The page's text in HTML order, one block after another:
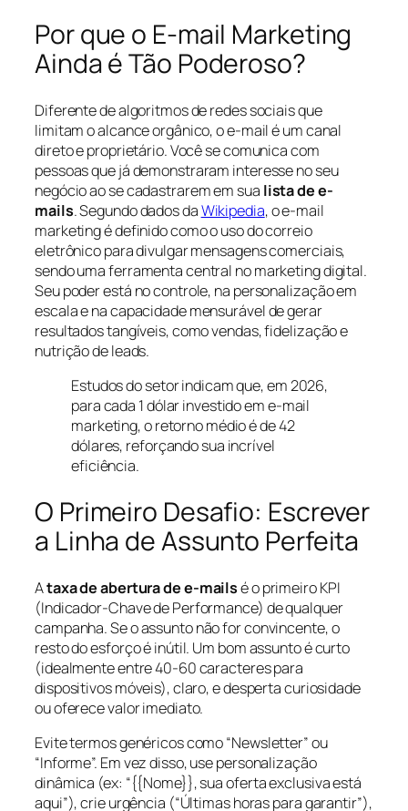
Por que o E-mail Marketing
Ainda é Tão Poderoso?
Diferente de algoritmos de redes sociais que
limitam o alcance orgânico, o e-mail é um canal
direto e proprietário. Você se comunica com
pessoas que já demonstraram interesse no seu
negócio ao se cadastrarem em sua lista de e-
mails. Segundo dados daWikipedia, o e-mail
marketing é definido como o uso do correio
eletrônico para divulgar mensagens comerciais,
sendo uma ferramenta central no marketing digital.
Seu poder está no controle, na personalização em
escala e na capacidade mensurável de gerar
resultados tangíveis, como vendas, fidelização e
nutrição de leads.
Estudos do setor indicam que, em 2026,
para cada 1 dólar investido em e-mail
marketing, o retorno médio é de 42
dólares, reforçando sua incrível
eficiência.
O Primeiro Desafio: Escrever
a Linha de Assunto Perfeita
Ataxa de abertura de e-mailsé o primeiro KPI
(Indicador-Chave de Performance) de qualquer
campanha. Se o assunto não for convincente, o
resto do esforço é inútil. Um bom assunto é curto
(idealmente entre 40-60 caracteres para
dispositivos móveis), claro, e desperta curiosidade
ou oferece valor imediato.
Evite termos genéricos como “Newsletter” ou
“Informe”. Em vez disso, use personalização
dinâmica (ex: “{{Nome}}, sua oferta exclusiva está
aqui”), crie urgência (“Últimas horas para garantir”),